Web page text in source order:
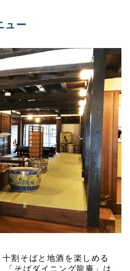
ュー
割そばと地酒を楽しめる
そばダイニング龍庵」は、